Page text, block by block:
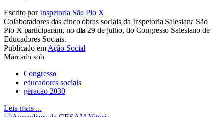
Escrito porInspetoria São Pio X
Colaboradores das cinco obras sociais da Inspetoria Salesiana São
Pio X participaram, no dia 29 de julho, do Congresso Salesiano de
Educadores Sociais.
Publicado em Ação Social
Marcado sob
Congresso
educadores sociais
geracao 2030
Leia mais ...